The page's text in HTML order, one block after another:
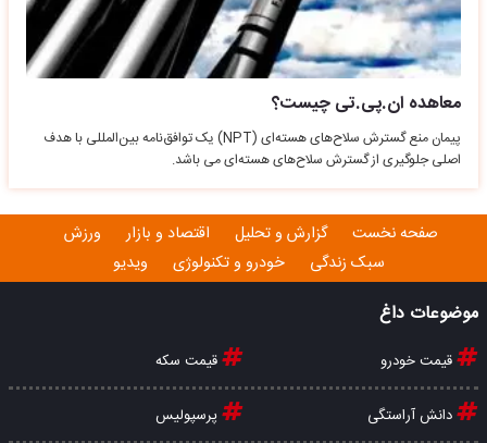
معاهده ان.پی.تی چیست؟
پیمان منع گسترش سلاح‌های هسته‌ای (NPT) یک توافق‌نامه بین‌المللی با هدف
اصلی جلوگیری از گسترش سلاح‌های هسته‌ای می باشد.
صفحه نخست گزارش و تحلیل اقتصاد و بازار
ورزش
سبک زندگی
خودرو و تکنولوژی ویدیو
موضوعات داغ
قیمت خودرو قیمت سکه
دانش آراستگی پرسپولیس